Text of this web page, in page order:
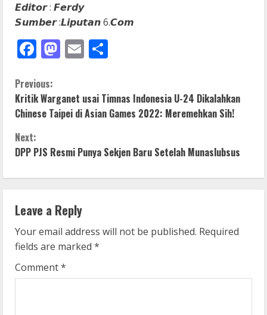
𝙀𝙙𝙞𝙩𝙤𝙧 : 𝙁𝙚𝙧𝙙𝙮
𝙎𝙪𝙢𝙗𝙚𝙧 :𝙇𝙞𝙥𝙪𝙩𝙖𝙣 6.𝘾𝙤𝙢
Facebook
Mastodon
Email
C
o
n
t
n
u
e
Previous:
Kritik Warganet usai Timnas Indonesia U-24 Dikalahkan
Chinese Taipei di Asian Games 2022: Meremehkan Sih!
Next:
DPP PJS Resmi Punya Sekjen Baru Setelah Munaslubsus
Leave a Reply
Your email address will not be published. Required
fields are marked *
Comment*